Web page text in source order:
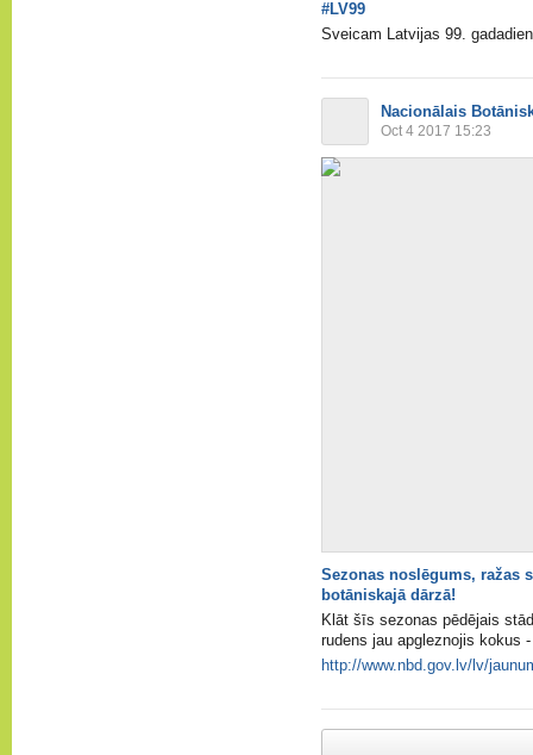
#LV99
Sveicam Latvijas 99.
Nacionālais
Oct 4 2017 15:23
Sezonas noslēgums, ražas
botāniskajā dārzā!
Klāt šīs sezonas pēdējais
rudens jau apgleznojis kokus
http://www.nbd.gov.lv/lv/